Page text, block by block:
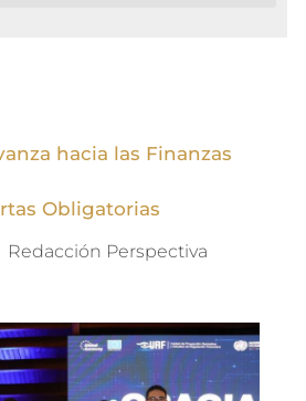
hacia las Finanzas
Obligatorias
Redacción Perspectiva